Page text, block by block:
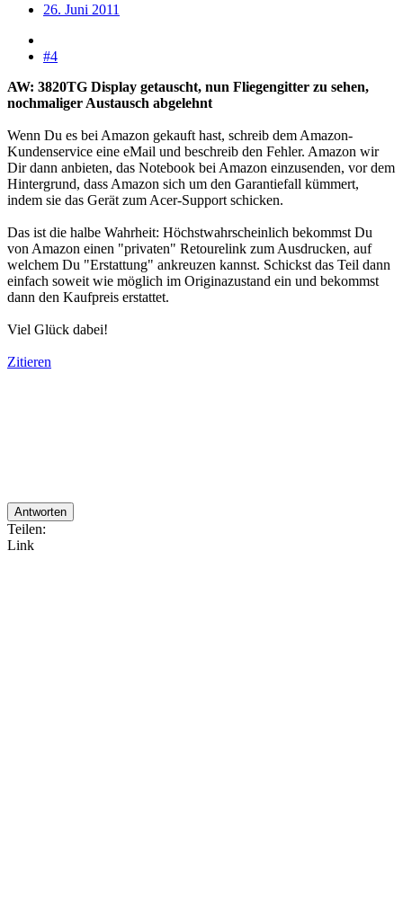
26. Juni 2011
#4
AW: 3820TG Display getauscht, nun Fliegengitter zu sehen,
nochmaliger Austausch abgelehnt
Wenn Du es bei Amazon gekauft hast, schreib dem Amazon-
Kundenservice eine eMail und beschreib den Fehler. Amazon wir
Dir dann anbieten, das Notebook bei Amazon einzusenden, vor dem
Hintergrund, dass Amazon sich um den Garantiefall kümmert,
indem sie das Gerät zum Acer-Support schicken.
Das ist die halbe Wahrheit: Höchstwahrscheinlich bekommst Du
von Amazon einen "privaten" Retourelink zum Ausdrucken, auf
welchem Du "Erstattung" ankreuzen kannst. Schickst das Teil dann
einfach soweit wie möglich im Originazustand ein und bekommst
dann den Kaufpreis erstattet.
Viel Glück dabei!
Zitieren
Antworten
Teilen:
Link